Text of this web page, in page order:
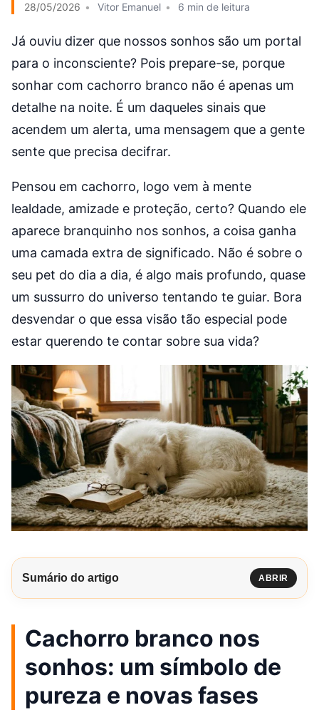
28/05/2026 Vitor Emanuel 6 min de leitura
Já ouviu dizer que nossos sonhos são um portal
para o inconsciente? Pois prepare-se, porque
sonhar com cachorro branco não é apenas um
detalhe na noite. É um daqueles sinais que
acendem um alerta, uma mensagem que a gente
sente que precisa decifrar.
Pensou em cachorro, logo vem à mente
lealdade, amizade e proteção, certo? Quando ele
aparece branquinho nos sonhos, a coisa ganha
uma camada extra de significado. Não é sobre o
seu pet do dia a dia, é algo mais profundo, quase
um sussurro do universo tentando te guiar. Bora
desvendar o que essa visão tão especial pode
estar querendo te contar sobre sua vida?
Sumário do artigo ABRIR
Cachorro branco nos
sonhos: um símbolo de
pureza e novas fases